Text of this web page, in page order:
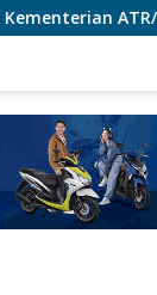
Diakui